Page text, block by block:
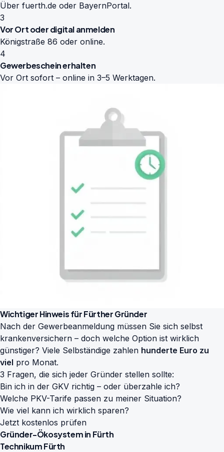
Über fuerth.de oder BayernPortal.
3
Vor Ort oder digital anmelden
Königstraße 86 oder online.
4
Gewerbeschein erhalten
Vor Ort sofort – online in 3–5 Werktagen.
Wichtiger Hinweis für Fürther Gründer
Nach der Gewerbeanmeldung müssen Sie sich selbst
krankenversichern – doch welche Option ist wirklich
günstiger? Viele Selbständige zahlen hunderte Euro zu
viel pro Monat.
3 Fragen, die sich jeder Gründer stellen sollte:
Bin ich in der GKV richtig – oder überzahle ich?
Welche PKV-Tarife passen zu meiner Situation?
Wie viel kann ich wirklich sparen?
Jetzt kostenlos prüfen
Gründer-Ökosystem in Fürth
Technikum Fürth